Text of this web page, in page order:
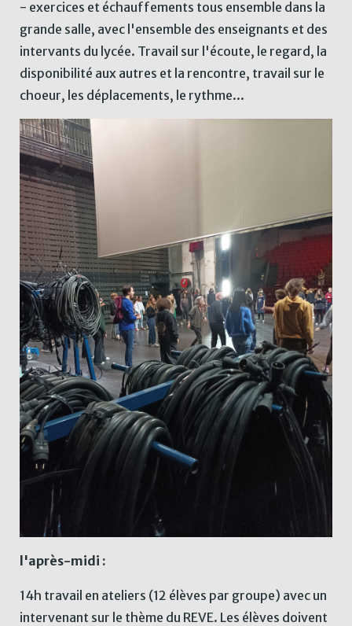
- exercices et échauffements tous ensemble dans la
grande salle, avec l'ensemble des enseignants et des
intervants du lycée. Travail sur l'écoute, le regard, la
disponibilité aux autres et la rencontre, travail sur le
choeur, les déplacements, le rythme...
l'après-midi :
14h travail en ateliers (12 élèves par groupe) avec un
intervenant sur le thème du REVE. Les élèves doivent